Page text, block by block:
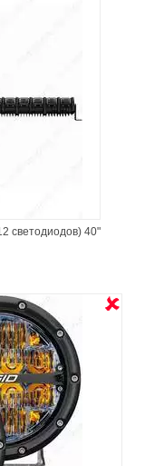
светодиодов) 40"